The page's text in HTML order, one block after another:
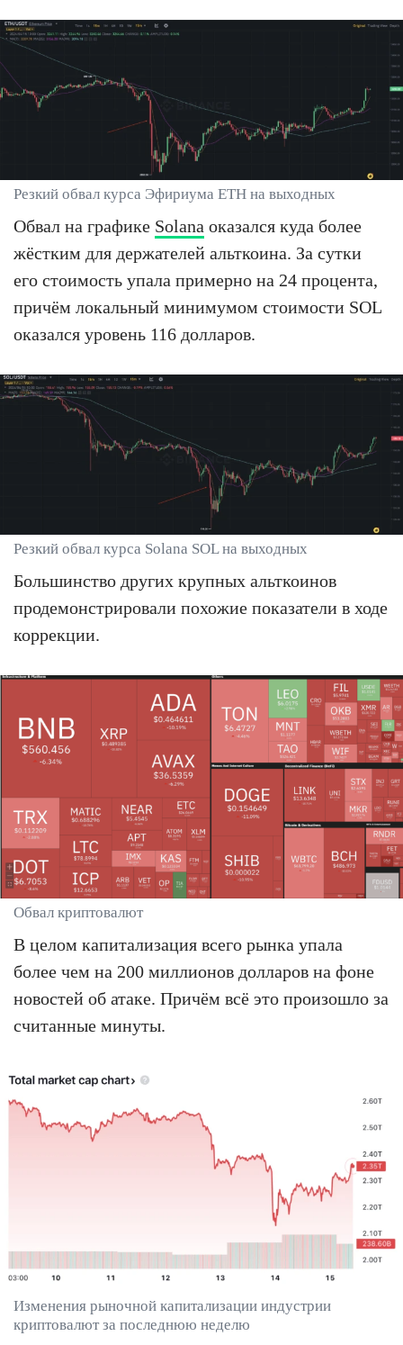
Резкий обвал курса Эфириума ETH на выходных
Обвал на графике Solana оказался куда более
жёстким для держателей альткоина. За сутки
его стоимость упала примерно на 24 процента,
причём локальный минимумом стоимости SOL
оказался уровень 116 долларов.
Резкий обвал курса Solana SOL на выходных
Большинство других крупных альткоинов
продемонстрировали похожие показатели в ходе
коррекции.
Обвал криптовалют
В целом капитализация всего рынка упала
более чем на 200 миллионов долларов на фоне
новостей об атаке. Причём всё это произошло за
считанные минуты.
Изменения рыночной капитализации индустрии
криптовалют за последнюю неделю